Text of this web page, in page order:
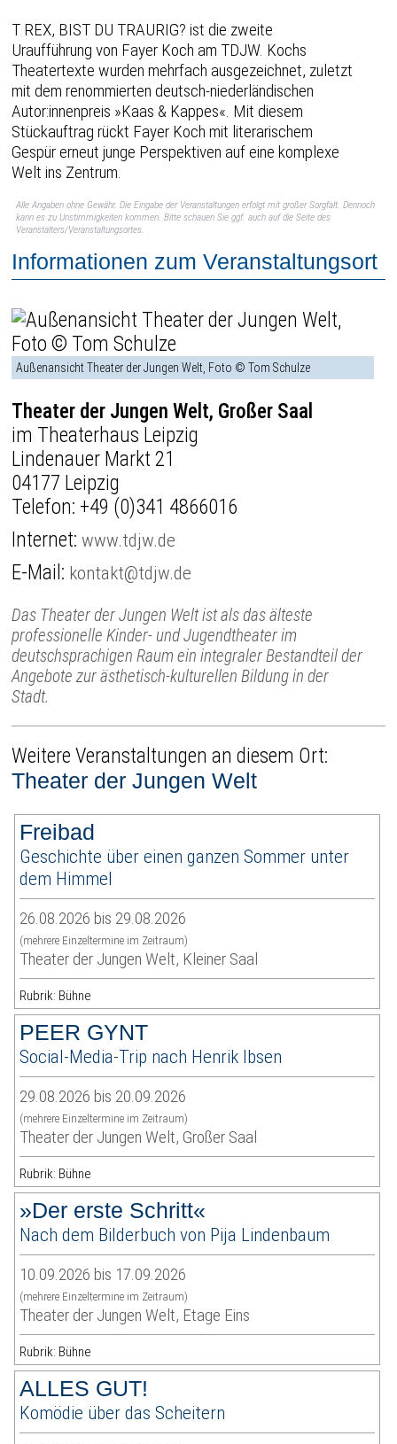
T REX, BIST DU TRAURIG? ist die zweite
Uraufführung von Fayer Koch am TDJW. Kochs
Theatertexte wurden mehrfach ausgezeichnet, zuletzt
mit dem renommierten deutsch-niederländischen
Autor:innenpreis »Kaas & Kappes«. Mit diesem
Stückauftrag rückt Fayer Koch mit literarischem
Gespür erneut junge Perspektiven auf eine komplexe
Welt ins Zentrum.
Alle Angaben ohne Gewähr. Die Eingabe der Veranstaltungen erfolgt mit großer Sorgfalt. Dennoch
kann es zu Unstimmigkeiten kommen. Bitte schauen Sie ggf. auch auf die Seite des
Veranstalters/Veranstaltungsortes.
Informationen zum Veranstaltungsort
Außenansicht Theater der Jungen Welt, Foto © Tom Schulze
Theater der Jungen Welt, Großer Saal
im Theaterhaus Leipzig
Lindenauer Markt 21
04177 Leipzig
Telefon: +49 (0)341 4866016
Internet:www.tdjw.de
E-Mail: kontakt@tdjw.de
Das Theater der Jungen Welt ist als das älteste
professionelle Kinder- und Jugendtheater im
deutschsprachigen Raum ein integraler Bestandteil der
Angebote zur ästhetisch-kulturellen Bildung in der
Stadt.
Weitere Veranstaltungen an diesem Ort:
Theater der Jungen Welt
Freibad
Geschichte über einen ganzen Sommer unter
dem Himmel
26.08.2026 bis 29.08.2026
(mehrere Einzeltermine im Zeitraum)
Theater der Jungen Welt, Kleiner Saal
Rubrik: Bühne
PEER GYNT
Social-Media-Trip nach Henrik Ibsen
29.08.2026 bis 20.09.2026
(mehrere Einzeltermine im Zeitraum)
Theater der Jungen Welt, Großer Saal
Rubrik: Bühne
»Der erste Schritt«
Nach dem Bilderbuch von Pija Lindenbaum
10.09.2026 bis 17.09.2026
(mehrere Einzeltermine im Zeitraum)
Theater der Jungen Welt, Etage Eins
Rubrik: Bühne
ALLES GUT!
Komödie über das Scheitern